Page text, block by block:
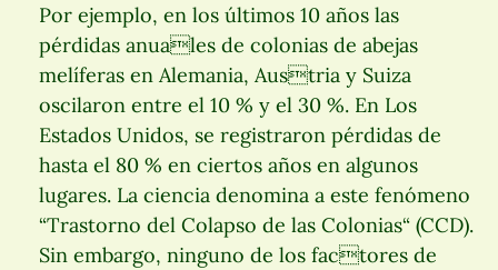
Por ejemplo, en los últimos 10 años las
pérdidas anuales de colonias de abejas
melíferas en Alemania, Austria y Suiza
oscilaron entre el 10 % y el 30 %. En Los
Estados Unidos, se registraron pérdidas de
hasta el 80 % en ciertos años en algunos
lugares. La ciencia denomina a este fenómeno
“Trastorno del Colapso de las Colonias“ (CCD).
Sin embargo, ninguno de los factores de